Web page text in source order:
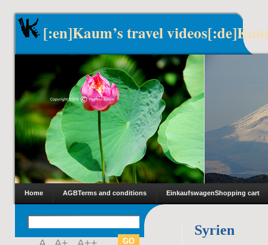
[:en]Kaum’s travel
Home AGBTerms and conditions EinkaufswagenShopping cart
Syrien